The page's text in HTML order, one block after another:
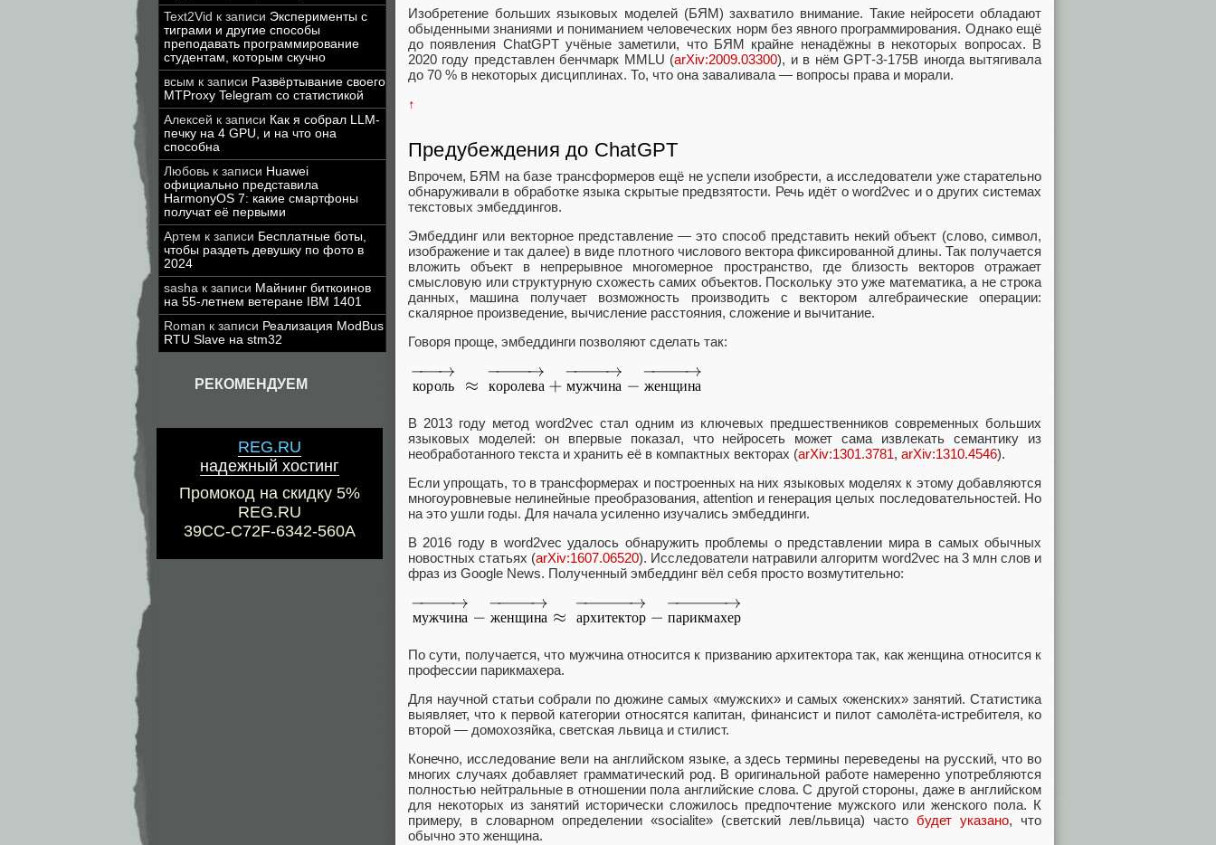
Text2Vid к записи Эксперименты с
тиграми и другие способы
преподавать программирование
студентам, которым скучно
всым к записи Развёртывание своего
MTProxy Telegram со статистикой
Алексей к записи Как я собрал LLM-
печку на 4 GPU, и на что она
способна
Любовь к записи Huawei
официально представила
HarmonyOS 7: какие смартфоны
получат её первыми
Артем к записи Бесплатные боты,
чтобы раздеть девушку по фото в
2024
sasha к записи Майнинг биткоинов
на 55-летнем ветеране IBM 1401
Roman к записи Реализация ModBus
RTU Slave на stm32
РЕКОМЕНДУЕМ
REG.RU
надежный хостинг
Промокод на скидку 5%
REG.RU
39CC-C72F-6342-560A
Изобретение больших языковых моделей (БЯМ) захватило внимание. Такие нейросети обладают
обыденными знаниями и пониманием человеческих норм без явного программирования. Однако ещё
до появления ChatGPT учёные заметили, что БЯМ крайне ненадёжны в некоторых вопросах. В
2020 году представлен бенчмарк MMLU (arXiv:2009.03300), и в нём GPT‑3‑175B иногда вытягивала
до 70 % в некоторых дисциплинах. То, что она заваливала — вопросы права и морали.
↑
Предубеждения до ChatGPT
Впрочем, БЯМ на базе трансформеров ещё не успели изобрести, а исследователи уже старательно
обнаруживали в обработке языка скрытые предвзятости. Речь идёт о word2vec и о других системах
текстовых эмбеддингов.
Эмбеддинг или векторное представление — это способ представить некий объект (слово, символ,
изображение и так далее) в виде плотного числового вектора фиксированной длины. Так получается
вложить объект в непрерывное многомерное пространство, где близость векторов отражает
смысловую или структурную схожесть самих объектов. Поскольку это уже математика, а не строка
данных, машина получает возможность производить с вектором алгебраические операции:
скалярное произведение, вычисление расстояния, сложение и вычитание.
Говоря проще, эмбеддинги позволяют сделать так:
В 2013 году метод word2vec стал одним из ключевых предшественников современных больших
языковых моделей: он впервые показал, что нейросеть может сама извлекать семантику из
необработанного текста и хранить её в компактных векторах (arXiv:1301.3781, arXiv:1310.4546).
Если упрощать, то в трансформерах и построенных на них языковых моделях к этому добавляются
многоуровневые нелинейные преобразования, attention и генерация целых последовательностей. Но
на это ушли годы. Для начала усиленно изучались эмбеддинги.
В 2016 году в word2vec удалось обнаружить проблемы о представлении мира в самых обычных
новостных статьях (arXiv:1607.06520). Исследователи натравили алгоритм word2vec на 3 млн слов и
фраз из Google News. Полученный эмбеддинг вёл себя просто возмутительно:
По сути, получается, что мужчина относится к призванию архитектора так, как женщина относится к
профессии парикмахера.
Для научной статьи собрали по дюжине самых «мужских» и самых «женских» занятий. Статистика
выявляет, что к первой категории относятся капитан, финансист и пилот самолёта-истребителя, ко
второй — домохозяйка, светская львица и стилист.
Конечно, исследование вели на английском языке, а здесь термины переведены на русский, что во
многих случаях добавляет грамматический род. В оригинальной работе намеренно употребляются
полностью нейтральные в отношении пола английские слова. С другой стороны, даже в английском
для некоторых из занятий исторически сложилось предпочтение мужского или женского пола. К
примеру, в словарном определении «socialite» (светский лев/львица) часто будет указано, что
обычно это женщина.